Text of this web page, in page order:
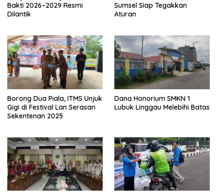
Bakti 2026–2029 Resmi
Dilantik
Sumsel Siap Tegakkan
Aturan
Borong Dua Piala, ITMS Unjuk
Gigi di Festival Lan Serasan
Sekentenan 2025
Dana Honorium SMKN 1
Lubuk Linggau Melebihi Batas